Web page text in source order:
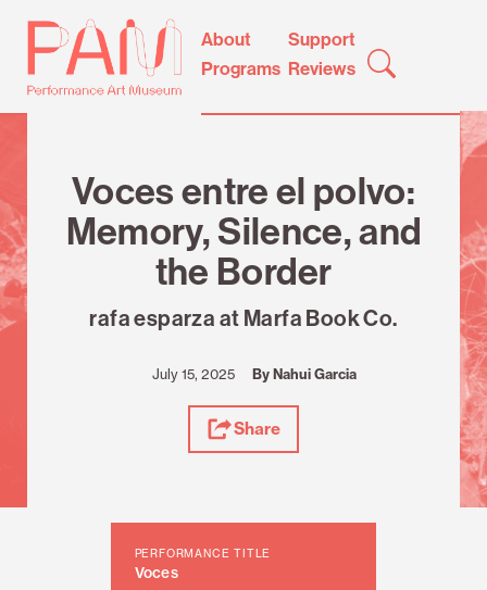
Skip
content
Performance
Museum
About
Support
Programs Reviews
Voces entre el polvo:
Memory, Silence, and
the Border
rafa esparza at Marfa Book Co.
July 15, 2025 By Nahui Garcia
Share
PERFORMANCE TITLE
Voces